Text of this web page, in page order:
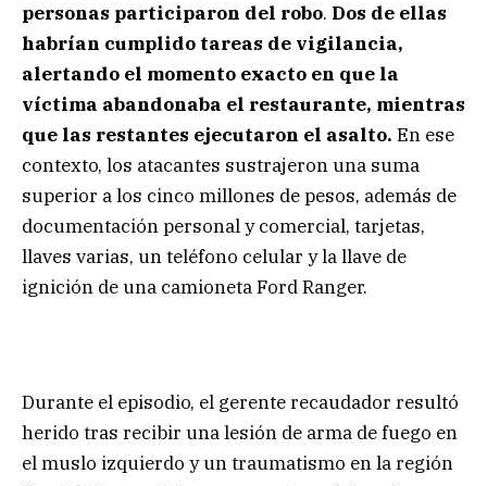
personas participaron del robo. Dos de ellas
habrían cumplido tareas de vigilancia,
alertando el momento exacto en que la
víctima abandonaba el restaurante, mientras
que las restantes ejecutaron el asalto. En ese
contexto, los atacantes sustrajeron una suma
superior a los cinco millones de pesos, además de
documentación personal y comercial, tarjetas,
llaves varias, un teléfono celular y la llave de
ignición de una camioneta Ford Ranger.
Durante el episodio, el gerente recaudador resultó
herido tras recibir una lesión de arma de fuego en
el muslo izquierdo y un traumatismo en la región